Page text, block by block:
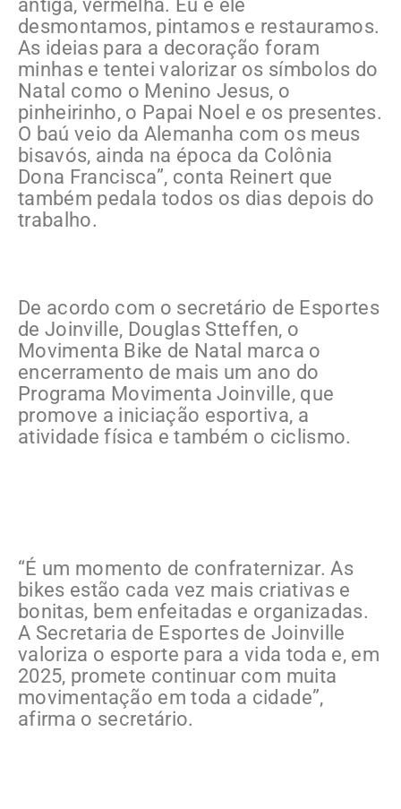
antiga, vermelha. Eu e ele
desmontamos, pintamos e restauramos.
As ideias para a decoração foram
minhas e tentei valorizar os símbolos do
Natal como o Menino Jesus, o
pinheirinho, o Papai Noel e os presentes.
O baú veio da Alemanha com os meus
bisavós, ainda na época da Colônia
Dona Francisca”, conta Reinert que
também pedala todos os dias depois do
trabalho.
De acordo com o secretário de Esportes
de Joinville, Douglas Stteffen, o
Movimenta Bike de Natal marca o
encerramento de mais um ano do
Programa Movimenta Joinville, que
promove a iniciação esportiva, a
atividade física e também o ciclismo.
“É um momento de confraternizar. As
bikes estão cada vez mais criativas e
bonitas, bem enfeitadas e organizadas.
A Secretaria de Esportes de Joinville
valoriza o esporte para a vida toda e, em
2025, promete continuar com muita
movimentação em toda a cidade”,
afirma o secretário.